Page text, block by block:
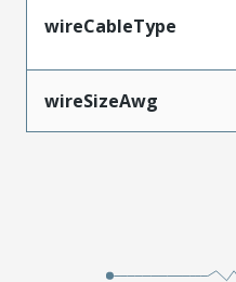
wireCableType
wireSizeAwg